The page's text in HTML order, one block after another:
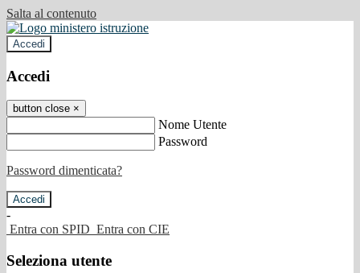
Salta al contenuto
Accedi
Accedi
button close ×
Nome Utente
Password
Password dimenticata?
-
Entra con SPID Entra con CIE
Seleziona utente